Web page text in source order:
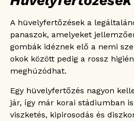
A hüvelyfertőzések a
panaszok, amelyeket
gombák idéznek elő a nemi
okok között pedig a rossz
meghúzódhat.
Egy hüvelyfertőzés nagyon
jár, így már korai stádiumban
viszketés, kipirosodás és